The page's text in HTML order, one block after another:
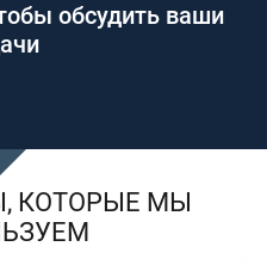
обсудить ваши
КОТОРЫЕ МЫ